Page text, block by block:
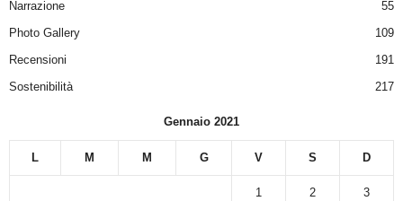
Narrazione
55
Photo Gallery
109
Recensioni
191
Sostenibilità
217
Gennaio 2021
L M M G V S D
1 2 3